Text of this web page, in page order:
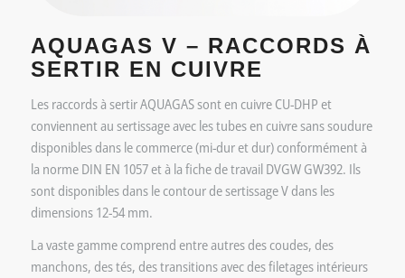
AQUAGAS V – RACCORDS À
SERTIR EN CUIVRE
Les raccords à sertir AQUAGAS sont en cuivre CU-DHP et
conviennent au sertissage avec les tubes en cuivre sans soudure
disponibles dans le commerce (mi-dur et dur) conformément à
la norme DIN EN 1057 et à la fiche de travail DVGW GW392. Ils
sont disponibles dans le contour de sertissage V dans les
dimensions 12-54 mm.
La vaste gamme comprend entre autres des coudes, des
manchons, des tés, des transitions avec des filetages intérieurs